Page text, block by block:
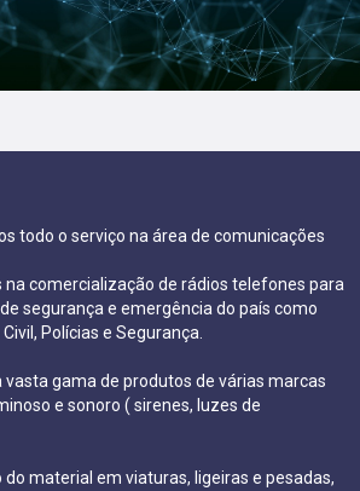
todo o serviço na área de comunicações
comercialização de rádios telefones para
segurança e emergência do país como
Polícias e Segurança.
gama de produtos de várias marcas
e sonoro ( sirenes, luzes de
material em viaturas, ligeiras e pesadas,